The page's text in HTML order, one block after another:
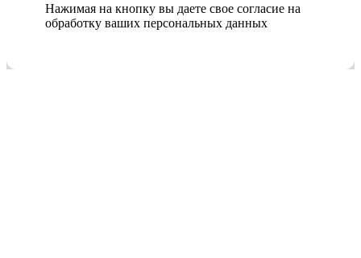
Нажимая на кнопку вы даете свое согласие на
обработку ваших персональных данных